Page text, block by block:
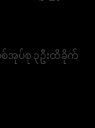
အုပ်စု ၃ဦးထိခိုက်